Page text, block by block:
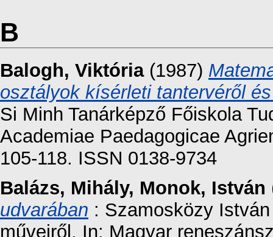
B
Balogh, Viktória(1987)
osztályok kísérleti tantervéről
Si Minh Tanárképző Főiskola
Academiae Paedagogicae
105-118. ISSN 0138-9734
Balázs, Mihály, Monok, István
udvarában : Szamosközy
műveiről. In: Magyar